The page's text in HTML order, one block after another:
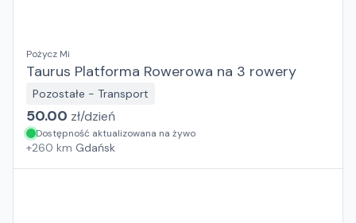
Pożycz Mi
Taurus Platforma Rowerowa na 3 rowery
Pozostałe - Transport
50.00 zł/dzień
Dostępność aktualizowana na żywo
+260 km Gdańsk